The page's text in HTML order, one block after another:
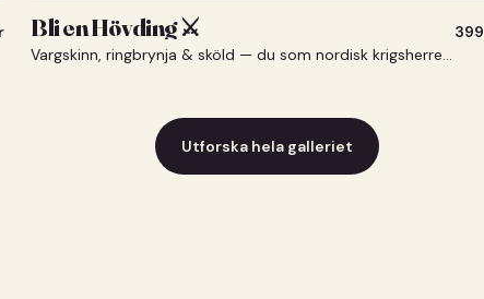
Bli en Hövding ⚔️
Vargskinn, ringbrynja & sköld — du som nordisk krigsherre ⚔️
399
Utforska hela galleriet